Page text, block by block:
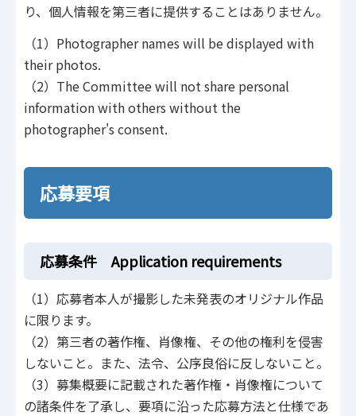
り、個人情報を第三者に提供することはありません。
（1）Photographer names will be displayed with
their photos.
（2）The Committee will not share personal
information with others without the
photographer's consent.
応募要項
応募条件 Application requirements
（1）応募者本人が撮影した未発表のオリジナル作品
に限ります。
（2）第三者の著作権、肖像権、その他の権利を侵害
しないこと。また、法令、公序良俗に反しないこと。
（3）募集概要に記載された著作権・肖像権について
の諸条件を了承し、要項に沿った応募方法と仕様であ